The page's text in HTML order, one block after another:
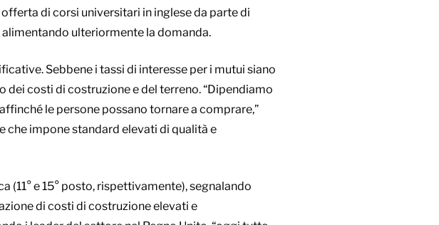
di corsi universitari in inglese da parte di
ulteriormente la domanda.
Sebbene i tassi di interesse per i mutui siano
dei costi di costruzione e del terreno. “Dipendiamo
le persone possano tornare a comprare,”
che impone standard elevati di qualità e
e 15° posto, rispettivamente), segnalando
di costi di costruzione elevati e